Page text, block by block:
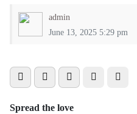
admin
June 13, 2025 5:29 pm
Spread the love